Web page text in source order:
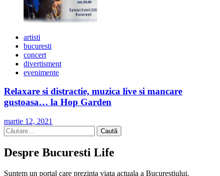
artisti
bucuresti
concert
divertisment
evenimente
Relaxare si distractie, muzica live si mancare
gustoasa… la Hop Garden
martie 12, 2021
Caută
după:
Despre Bucuresti Life
Suntem un portal care prezinta viata actuala a Bucurestiului.